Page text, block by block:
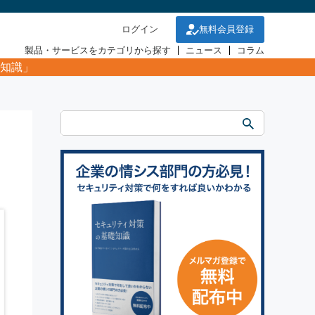
ログイン
無料会員登録
製品・サービスをカテゴリから探す
ニュース コラム
識」